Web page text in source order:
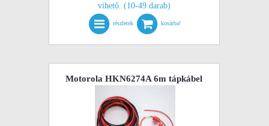
vihető. (10-49 darab)
részletek kosárba!
Motorola HKN6274A 6m tápkábel